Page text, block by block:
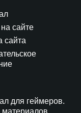
сайте
сайта
для геймеров.
материалов